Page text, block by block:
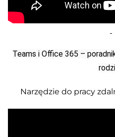
Teams i Office 365 –
Narzędzie do pracy